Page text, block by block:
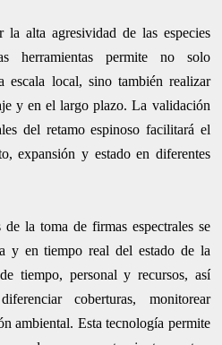
alta agresividad de las especies
herramientas permite no solo
escala local, sino también realizar
y en el largo plazo. La validación
del retamo espinoso facilitará el
expansión y estado en diferentes
la toma de firmas espectrales se
y en tiempo real del estado de la
tiempo, personal y recursos, así
coberturas, monitorear
ambiental. Esta tecnología permite